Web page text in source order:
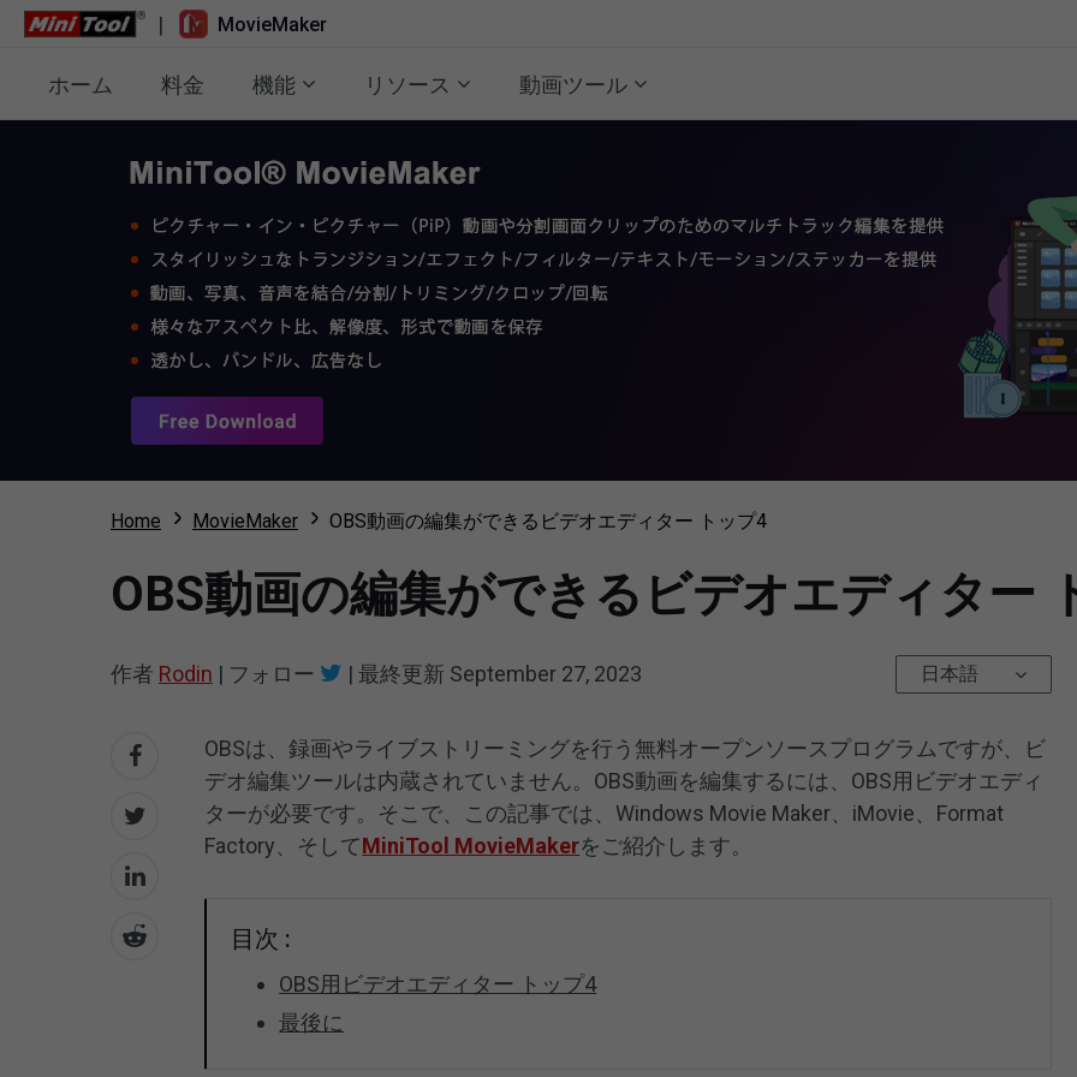
| MovieMaker
ホーム 料金 機能 リソース 動画ツール
Home MovieMaker OBS動画の編集ができるビデオエディター トップ4
OBS動画の編集ができるビデオエディター
作者 Rodin | フォロー | 最終更新 September 27, 2023 日本語
OBSは、録画やライブストリーミングを行う無料オープンソースプログラムですが、ビ
デオ編集ツールは内蔵されていません。OBS動画を編集するには、OBS用ビデオエディ
ターが必要です。そこで、この記事では、Windows Movie Maker、iMovie、Format
Factory、そしてMiniTool MovieMakerをご紹介します。
目次 :
OBS用ビデオエディター トップ4
最後に